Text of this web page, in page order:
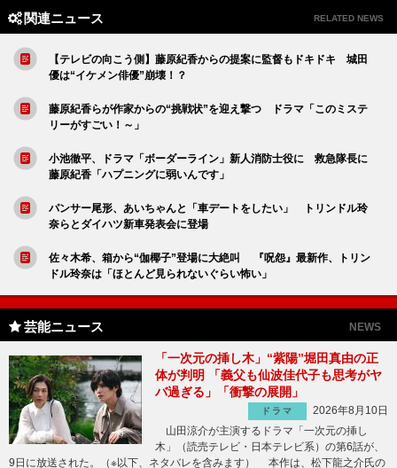
関連ニュース RELATED NEWS
【テレビの向こう側】藤原紀香からの提案に監督もドキドキ 城田
優は“イケメン俳優”崩壊！？
藤原紀香らが作家からの“挑戦状”を迎え撃つ ドラマ「このミステ
リーがすごい！～」
小池徹平、ドラマ「ボーダーライン」新人消防士役に 救急隊長に
藤原紀香「ハプニングに弱いんです」
パンサー尾形、あいちゃんと「車デートをしたい」 トリンドル玲
奈らとダイハツ新車発表会に登場
佐々木希、箱から“伽椰子”登場に大絶叫 『呪怨』最新作、トリン
ドル玲奈は「ほとんど見られないぐらい怖い」
芸能ニュース NEWS
「一次元の挿し木」“紫陽”堀田真由の正
体が判明 「義父も仙波佳代子も思考がヤ
バ過ぎる」「衝撃の展開」
ドラマ
2026年8月10日
山田涼介が主演するドラマ「一次元の挿し
木」（読売テレビ・日本テレビ系）の第6話が、
9日に放送された。（※以下、ネタバレを含みます） 本作は、松下龍之介氏の